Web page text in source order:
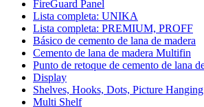
FireGuard Panel
Lista completa: UNIKA
Lista completa: PREMIUM, PROFF
Básico de cemento de lana de madera
Cemento de lana de madera Multifin
Punto de retoque de cemento de lana
Display
Shelves, Hooks, Dots, Picture Hanging
Multi Shelf